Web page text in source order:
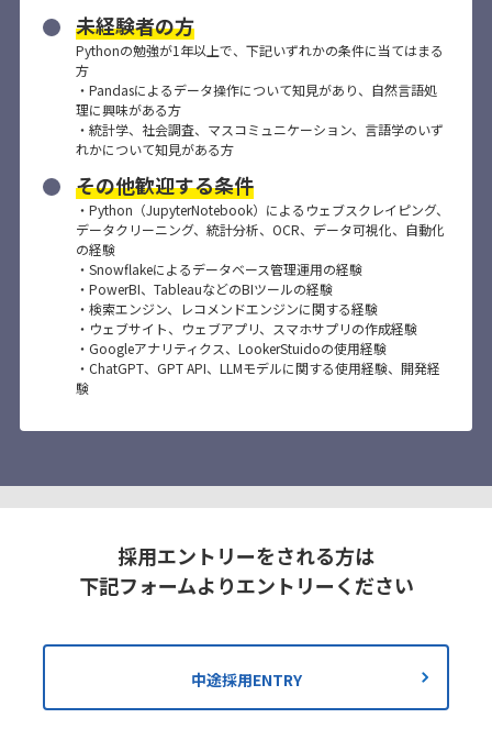
未経験者の方
Pythonの勉強が1年以上で、下記いずれかの条件に当てはまる
方
・Pandasによるデータ操作について知見があり、自然言語処
理に興味がある方
・統計学、社会調査、マスコミュニケーション、言語学のいず
れかについて知見がある方
その他歓迎する条件
・Python（JupyterNotebook）によるウェブスクレイピング、
データクリーニング、統計分析、OCR、データ可視化、自動化
の経験
・Snowflakeによるデータベース管理運用の経験
・PowerBI、TableauなどのBIツールの経験
・検索エンジン、レコメンドエンジンに関する経験
・ウェブサイト、ウェブアプリ、スマホサプリの作成経験
・Googleアナリティクス、LookerStuidoの使用経験
・ChatGPT、GPT API、LLMモデルに関する使用経験、開発経
験
採用エントリーをされる方は
下記フォームよりエントリーください
中途採用ENTRY